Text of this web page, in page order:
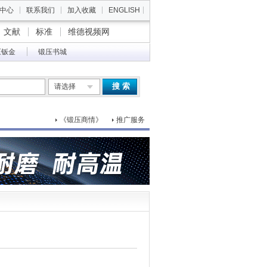
心 联系我们 加入收藏 ENGLISH
文献 标准 维德视频网
金 锻压书城
请选择 搜 索
《锻压商情》 推广服务